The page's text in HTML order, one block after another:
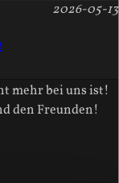
2026-05-13
mehr bei uns ist!
den Freunden!